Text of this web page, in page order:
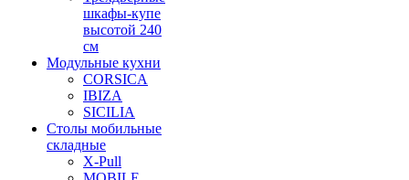
шкафы-купе
высотой 240
см
Модульные кухни
CORSICA
IBIZA
SICILIA
Столы мобильные
складные
X-Pull